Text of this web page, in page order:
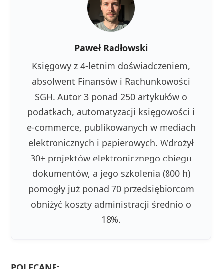
Paweł Radłowski
Księgowy z 4-letnim doświadczeniem,
absolwent Finansów i Rachunkowości
SGH. Autor 3 ponad 250 artykułów o
podatkach, automatyzacji księgowości i
e-commerce, publikowanych w mediach
elektronicznych i papierowych. Wdrożył
30+ projektów elektronicznego obiegu
dokumentów, a jego szkolenia (800 h)
pomogły już ponad 70 przedsiębiorcom
obniżyć koszty administracji średnio o
18%.